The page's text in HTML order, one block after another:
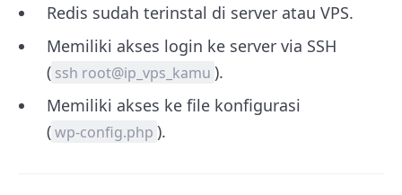
Redis sudah terinstal di server atau VPS.
Memiliki akses login ke server via SSH
( ssh root@ip_vps_kamu ).
Memiliki akses ke file konfigurasi
(wp-config.php ).